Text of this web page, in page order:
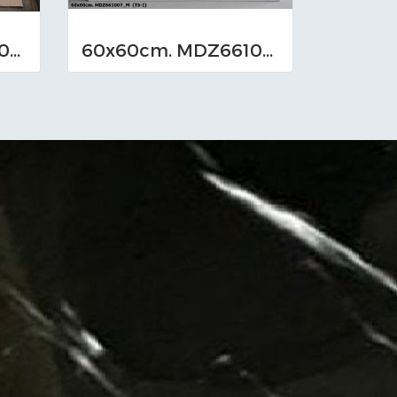
60x60cm. MDZ661010_M (TS-I) 60x60cm. MDZ661007_M (TS-I)